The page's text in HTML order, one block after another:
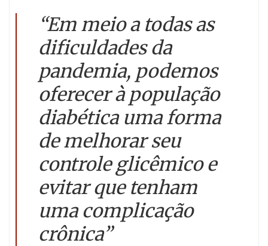
“Em meio a todas as
dificuldades da
pandemia, podemos
oferecer à população
diabética uma forma
de melhorar seu
controle glicêmico e
evitar que tenham
uma complicação
crônica”